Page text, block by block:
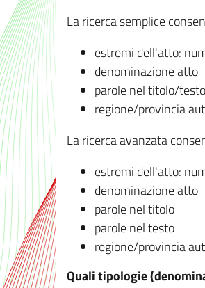
La ricerca semplice
estremi dell'atto:
denominazione atto
parole nel titolo/testo
regione/provincia
La ricerca avanzata
estremi dell'atto:
denominazione atto
parole nel titolo
parole nel testo
regione/provincia
Quali tipologie